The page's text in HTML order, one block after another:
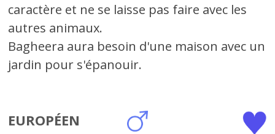
caractère et ne se laisse pas faire avec les
autres animaux.
Bagheera aura besoin d'une maison avec un
jardin pour s'épanouir.
EUROPÉEN